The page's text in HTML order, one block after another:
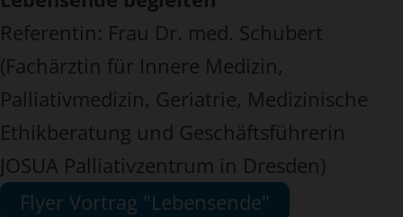
Referentin: Frau Dr. med. Schubert
(Fachärztin für Innere Medizin,
Palliativmedizin, Geriatrie, Medizinische
Ethikberatung und Geschäftsführerin
JOSUA Palliativzentrum in Dresden)
Flyer Vortrag "Lebensende"